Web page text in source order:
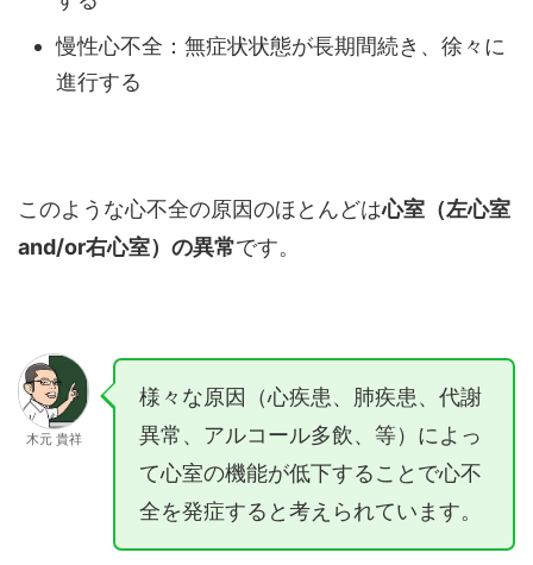
慢性心不全：無症状状態が長期間続き、徐々に
進行する
このような心不全の原因のほとんどは心室（左心室
and/or右心室）の異常です。
木元 貴祥
様々な原因（心疾患、肺疾患、代謝
異常、アルコール多飲、等）によっ
て心室の機能が低下することで心不
全を発症すると考えられています。